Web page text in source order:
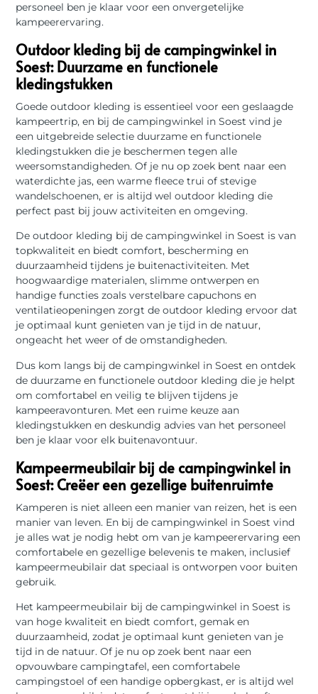
personeel ben je klaar voor een onvergetelijke
kampeerervaring.
Outdoor kleding bij de campingwinkel in
Soest: Duurzame en functionele
kledingstukken
Goede outdoor kleding is essentieel voor een geslaagde
kampeertrip, en bij de campingwinkel in Soest vind je
een uitgebreide selectie duurzame en functionele
kledingstukken die je beschermen tegen alle
weersomstandigheden. Of je nu op zoek bent naar een
waterdichte jas, een warme fleece trui of stevige
wandelschoenen, er is altijd wel outdoor kleding die
perfect past bij jouw activiteiten en omgeving.
De outdoor kleding bij de campingwinkel in Soest is van
topkwaliteit en biedt comfort, bescherming en
duurzaamheid tijdens je buitenactiviteiten. Met
hoogwaardige materialen, slimme ontwerpen en
handige functies zoals verstelbare capuchons en
ventilatieopeningen zorgt de outdoor kleding ervoor dat
je optimaal kunt genieten van je tijd in de natuur,
ongeacht het weer of de omstandigheden.
Dus kom langs bij de campingwinkel in Soest en ontdek
de duurzame en functionele outdoor kleding die je helpt
om comfortabel en veilig te blijven tijdens je
kampeeravonturen. Met een ruime keuze aan
kledingstukken en deskundig advies van het personeel
ben je klaar voor elk buitenavontuur.
Kampeermeubilair bij de campingwinkel in
Soest: Creëer een gezellige buitenruimte
Kamperen is niet alleen een manier van reizen, het is een
manier van leven. En bij de campingwinkel in Soest vind
je alles wat je nodig hebt om van je kampeerervaring een
comfortabele en gezellige belevenis te maken, inclusief
kampeermeubilair dat speciaal is ontworpen voor buiten
gebruik.
Het kampeermeubilair bij de campingwinkel in Soest is
van hoge kwaliteit en biedt comfort, gemak en
duurzaamheid, zodat je optimaal kunt genieten van je
tijd in de natuur. Of je nu op zoek bent naar een
opvouwbare campingtafel, een comfortabele
campingstoel of een handige opbergkast, er is altijd wel